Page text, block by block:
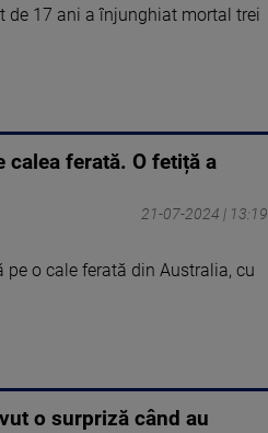
de 17 ani a înjunghiat mortal trei
calea ferată. O fetiță a
21-07-2024 | 13:19
o cale ferată din Australia, cu
o surpriză când au